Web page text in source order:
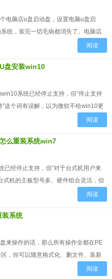
电脑店u盘启动盘，设置电脑u盘启
统，装完一切毛病都消失了。电脑店
阅读
盘安装win10
系统已经停止支持，但”停止支持
”这个词有误解，以为微软不给win10更
阅读
么重装系统win7
已经停止支持，但”对于台式机用户来
机的主板型号多、硬件组合灵活，但
阅读
装系统
来操作的话，那么所有操作全都在PE
，你可以随意格式化、删文件、装新
阅读